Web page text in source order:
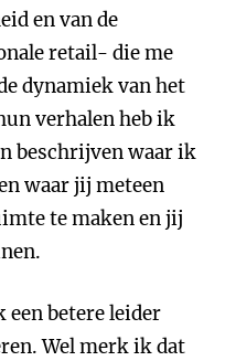
en van de
retail- die me
dynamiek van het
verhalen heb ik
beschrijven waar ik
waar jij meteen
te maken en jij
betere leider
Wel merk ik dat